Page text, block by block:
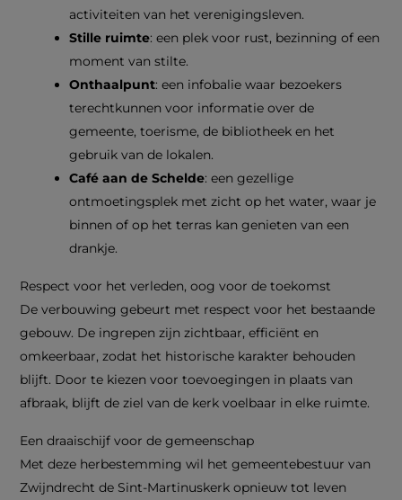
activiteiten van het verenigingsleven.
Stille ruimte: een plek voor rust, bezinning of een
moment van stilte.
Onthaalpunt: een infobalie waar bezoekers
terechtkunnen voor informatie over de
gemeente, toerisme, de bibliotheek en het
gebruik van de lokalen.
Café aan de Schelde: een gezellige
ontmoetingsplek met zicht op het water, waar je
binnen of op het terras kan genieten van een
drankje.
Respect voor het verleden, oog voor de toekomst
De verbouwing gebeurt met respect voor het bestaande
gebouw. De ingrepen zijn zichtbaar, efficiënt en
omkeerbaar, zodat het historische karakter behouden
blijft. Door te kiezen voor toevoegingen in plaats van
afbraak, blijft de ziel van de kerk voelbaar in elke ruimte.
Een draaischijf voor de gemeenschap
Met deze herbestemming wil het gemeentebestuur van
Zwijndrecht de Sint-Martinuskerk opnieuw tot leven